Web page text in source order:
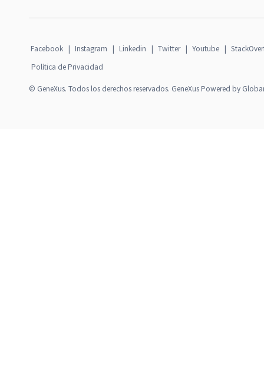
Facebook | Instagram | Linkedin | Twitter | Youtube |
Política de Privacidad
© GeneXus. Todos los derechos reservados. GeneXus Powered by